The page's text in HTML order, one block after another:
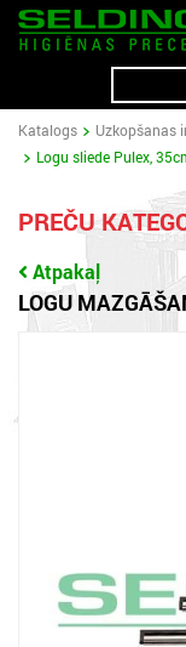
Katalogs Uzkopšanas
Logu sliede Pulex,
PREČU
Atpakaļ
LOGU